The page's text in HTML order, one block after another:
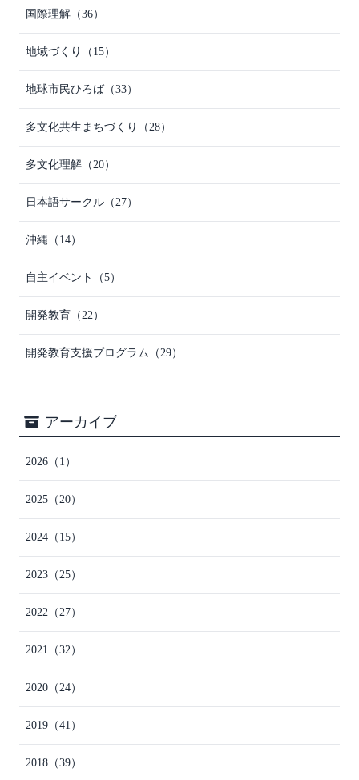
国際理解 （36）
地域づくり （15）
地球市民ひろば （33）
多文化共生まちづくり （28）
多文化理解 （20）
日本語サークル （27）
沖縄 （14）
自主イベント （5）
開発教育 （22）
開発教育支援プログラム （29）
アーカイブ
2026 （1）
2025 （20）
2024 （15）
2023 （25）
2022 （27）
2021 （32）
2020 （24）
2019 （41）
2018 （39）